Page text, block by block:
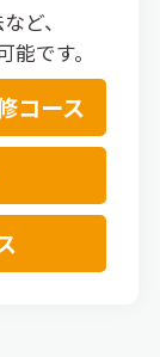
ど、
です。
コース